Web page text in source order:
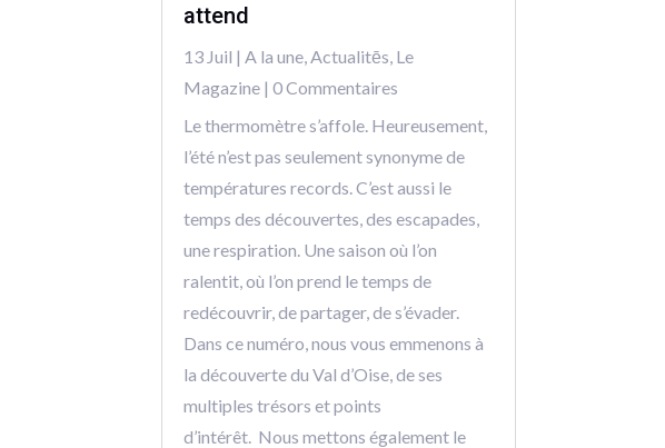
attend
13 Juil | A la une, Actualitēs Le
Magazine| 0 Commentaires
Le thermomètre s’affole. Heureusement,
l’été n’est pas seulement synonyme de
températures records. C’est aussi le
temps des découvertes, des escapades,
une respiration. Une saison où l’on
ralentit, où l’on prend le temps de
redécouvrir, de partager, de s’évader.
Dans ce numéro, nous vous emmenons à
la découverte du Val d’Oise, de ses
multiples trésors et points
d’intérêt. Nous mettons également le